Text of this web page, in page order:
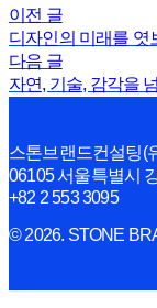
이전 글
디자인의 미래를 엿
다음 글
자연, 기술, 감각을
스톤브랜드컨설팅(
06105 서울특별시
+82 2 553 3095
© 2026. STONE